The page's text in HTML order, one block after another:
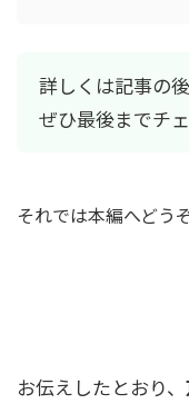
詳しくは記事の
ぜひ最後までチ
それでは本編へどう
お伝えしたとおり、